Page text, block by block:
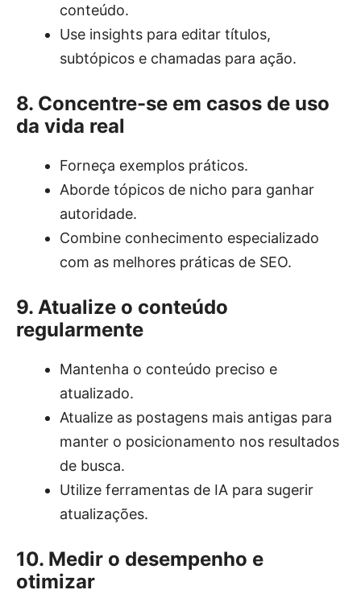
conteúdo.
Use insights para editar títulos,
subtópicos e chamadas para ação.
8. Concentre-se em casos de uso
da vida real
Forneça exemplos práticos.
Aborde tópicos de nicho para ganhar
autoridade.
Combine conhecimento especializado
com as melhores práticas de SEO.
9. Atualize o conteúdo
regularmente
Mantenha o conteúdo preciso e
atualizado.
Atualize as postagens mais antigas para
manter o posicionamento nos resultados
de busca.
Utilize ferramentas de IA para sugerir
atualizações.
10. Medir o desempenho e
otimizar